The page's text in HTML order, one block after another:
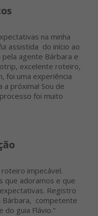
na minha
assistida do início ao
agente Bárbara e
excelente roteiro,
foi uma experiência
a próxima! Sou de
foi muito
impecável.
que adoramos e que
Registro
Bárbara, competente
do guia Flávio."